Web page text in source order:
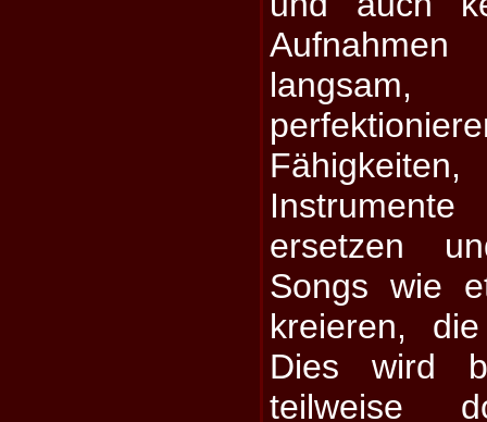
ersetzen
Songs wie
kreieren,
Dies wird
teilweise